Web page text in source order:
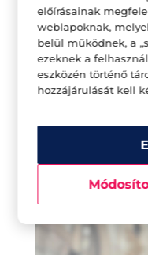
Döntsük el!
Ha már tudjuk,
meg is tesszük.
a lépéseket, amik
Tetteink
szándékainkkal,
előírásainak
weblapoknak,
belül működnek, a
ezeknek a
eszközén történő
hozzájárulását kell